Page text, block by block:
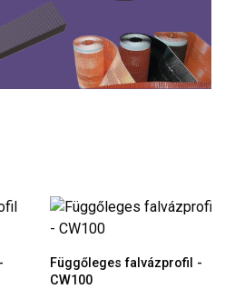
Függőleges falvázprofil -
CW100